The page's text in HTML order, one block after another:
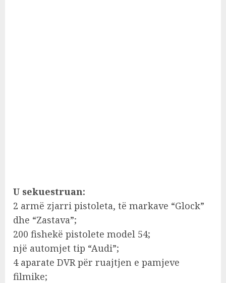
U sekuestruan:
2 armë zjarri pistoleta, të markave “Glock”
dhe “Zastava”;
200 fishekë pistolete model 54;
një automjet tip “Audi”;
4 aparate DVR për ruajtjen e pamjeve
filmike;